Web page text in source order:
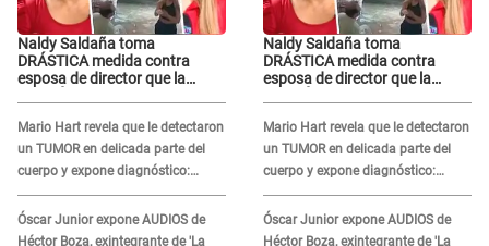
Naldy Saldaña toma
DRÁSTICA medida contra
esposa de director que la
Mario Hart revela que le detectaron
un TUMOR en delicada parte del
cuerpo y expone diagnóstico:
"Dolores muy fuertes..."
Óscar Junior expone AUDIOS de
Héctor Boza, exintegrante de 'La
Naldy Saldaña toma
DRÁSTICA medida contra
esposa de director que la
Mario Hart revela que le detectaron
un TUMOR en delicada parte del
cuerpo y expone diagnóstico:
"Dolores muy fuertes..."
Óscar Junior expone AUDIOS de
Héctor Boza, exintegrante de 'La